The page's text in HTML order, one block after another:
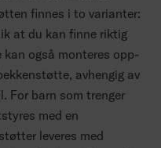
finnes i to varianter:
at du kan finne riktig
også monteres opp-
avhengig av
For barn som trenger
med en
leveres med